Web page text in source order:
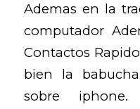
Ademas en la
computador
Contactos
bien la
sobre